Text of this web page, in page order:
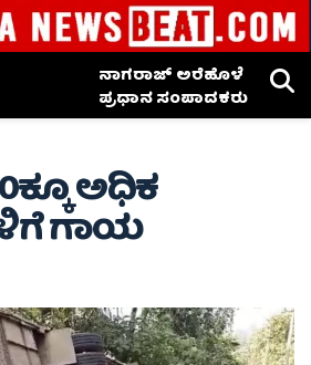
ನಾಗರಾಜ್ ಅರೆಹೊಳೆ
ಪ್ರಧಾನ ಸಂಪಾದಕರು
ಅಧಿಕ
ಗಾಯ